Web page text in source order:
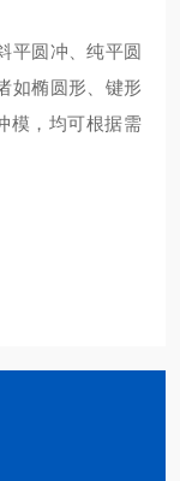
圆冲、纯平圆
如椭圆形、键形
模，均可根据需